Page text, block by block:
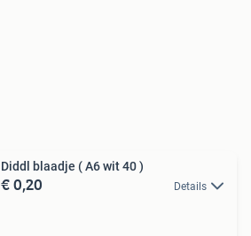
Diddl blaadje ( A6 wit 40 )
€ 0,20 Details